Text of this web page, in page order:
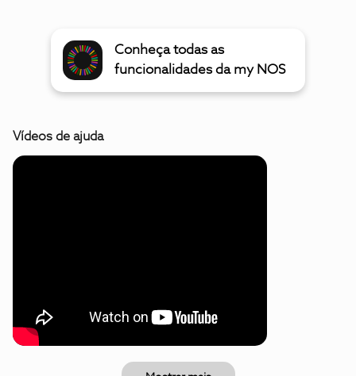
Conheça todas as
funcionalidades da my NOS
Vídeos de ajuda